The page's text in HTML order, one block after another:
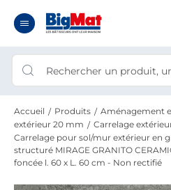
Accueil Produits Aménagement
extérieur 20 mm
Carrelage
Carrelage pour sol/mur extérieur en
structuré MIRAGE GRANITO
foncée l. 60 x L. 60 cm - Non rectifié